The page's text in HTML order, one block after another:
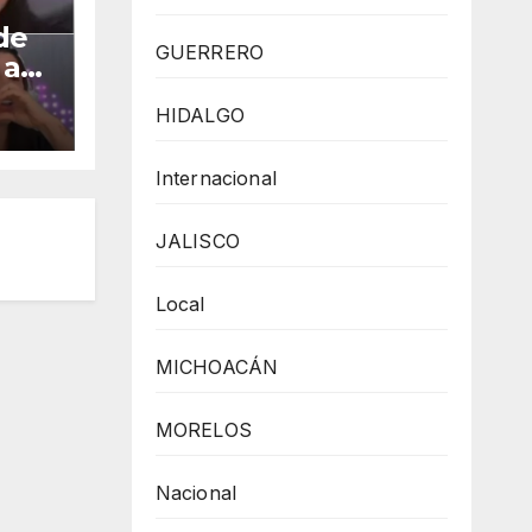
GUERRERO
HIDALGO
Internacional
JALISCO
Local
MICHOACÁN
MORELOS
Nacional